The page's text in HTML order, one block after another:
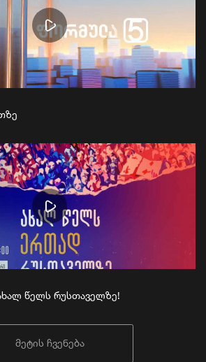
წელს რუსთაველზე!
მეტის ჩვენება